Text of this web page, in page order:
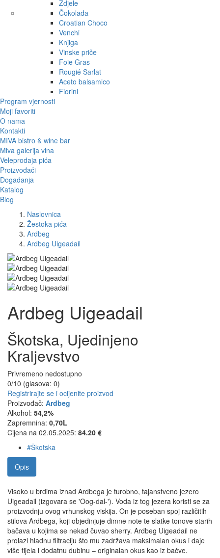
Zdjele
Čokolada
Croatian Choco
Venchi
Knjiga
Vinske priče
Foie Gras
Rougié Sarlat
Aceto balsamico
Fiorini
Program vjernosti
Moji favoriti
O nama
Kontakti
MIVA bistro & wine bar
Miva galerija vina
Veleprodaja pića
Proizvođači
Događanja
Katalog
Blog
Naslovnica
Žestoka pića
Ardbeg
Ardbeg Uigeadail
Ardbeg Uigeadail
Škotska, Ujedinjeno
Kraljevstvo
Privremeno nedostupno
0/10 (glasova: 0)
Registrirajte se i ocijenite proizvod
Proizvođač: Ardbeg
Alkohol: 54,2%
Zapremnina: 0,70L
Cijena na 02.05.2025: 84.20 €
#Škotska
Opis
Visoko u brdima iznad Ardbega je turobno, tajanstveno jezero
Uigeadail (izgovara se 'Oog-dal-'). Voda iz tog jezera koristi se za
proizvodnju ovog vrhunskog viskija. On je poseban spoj različitih
stilova Ardbega, koji objedinjuje dimne note te slatke tonove starih
bačava u kojima se nekad čuvao sherry. Ardbeg Uigeadail ne
prolazi hladnu filtraciju što mu zadržava maksimalan okus i daje
više tijela i dodatnu dubinu – originalan okus kao iz bačve.